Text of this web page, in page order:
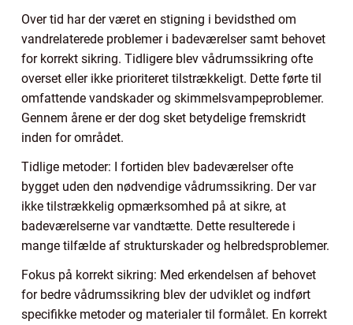
Over tid har der været en stigning i bevidsthed om
vandrelaterede problemer i badeværelser samt behovet
for korrekt sikring. Tidligere blev vådrumssikring ofte
overset eller ikke prioriteret tilstrækkeligt. Dette førte til
omfattende vandskader og skimmelsvampeproblemer.
Gennem årene er der dog sket betydelige fremskridt
inden for området.
Tidlige metoder: I fortiden blev badeværelser ofte
bygget uden den nødvendige vådrumssikring. Der var
ikke tilstrækkelig opmærksomhed på at sikre, at
badeværelserne var vandtætte. Dette resulterede i
mange tilfælde af strukturskader og helbredsproblemer.
Fokus på korrekt sikring: Med erkendelsen af behovet
for bedre vådrumssikring blev der udviklet og indført
specifikke metoder og materialer til formålet. En korrekt